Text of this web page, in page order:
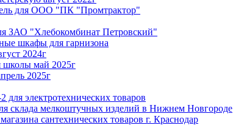
для ООО "ПК "Промтрактор"
ЗАО "Хлебокомбинат Петровский"
шкафы для гарнизона
2024г
май 2025г
2025г
для электротехнических товаров
склада мелкоштучных изделий в Нижнем Новгороде
сантехнических товаров г. Краснодар